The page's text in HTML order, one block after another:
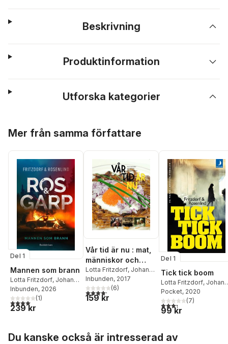
Beskrivning
Produktinformation
Utforska kategorier
Mer från samma författare
Del 1
Mannen som brann
Lotta Fritzdorf, Johan
Rosenlind
Inbunden, 2026
4,0utav 5 stjärnor. Totalt antal röster:
(1)
239 kr
Vår tid är nu : mat,
människor och
möten på
Djurgårdskällaren
1945-1950
Lotta Fritzdorf, Johan
Rosenlind ,Maria
Alexén,Anders Avehall
Inbunden, 2017
4,2utav 5 stjärnor. Totalt antal röster:
(6)
159 kr
Del 1
Tick tick boom
Lotta Fritzdorf, Johan
Rosenlind
Pocket, 2020
3,3utav 5 stjärnor.
(7)
99 kr
Du kanske också är intresserad av